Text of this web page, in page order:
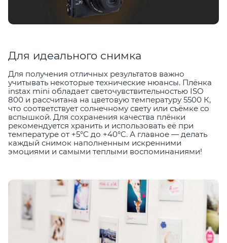
Для идеального снимка
Для получения отличных результатов важно
учитывать некоторые технические нюансы. Плёнка
instax mini обладает светочувствительностью ISO
800 и рассчитана на цветовую температуру 5500 К,
что соответствует солнечному свету или съёмке со
вспышкой. Для сохранения качества плёнки
рекомендуется хранить и использовать её при
температуре от +5°C до +40°C. А главное — делать
каждый снимок наполненным искренними
эмоциями и самыми теплыми воспоминаниями!